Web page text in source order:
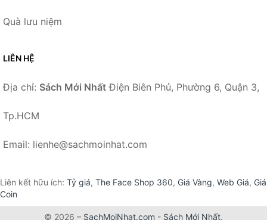
Quà lưu niệm
LIÊN HỆ
Địa chỉ: Sách Mới Nhất Điện Biên Phủ, Phường 6, Quận 3,
Tp.HCM
Email: lienhe@sachmoinhat.com
Liên kết hữu ích: Tỷ giá, The Face Shop 360, Giá Vàng, Web Giá, Giá
Coin
© 2026 – SachMoiNhat.com - Sách Mới Nhất.